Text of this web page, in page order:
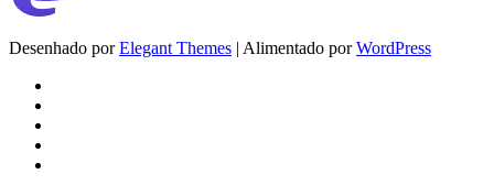
Desenhado porElegant Themes | Alimentado porWordPress